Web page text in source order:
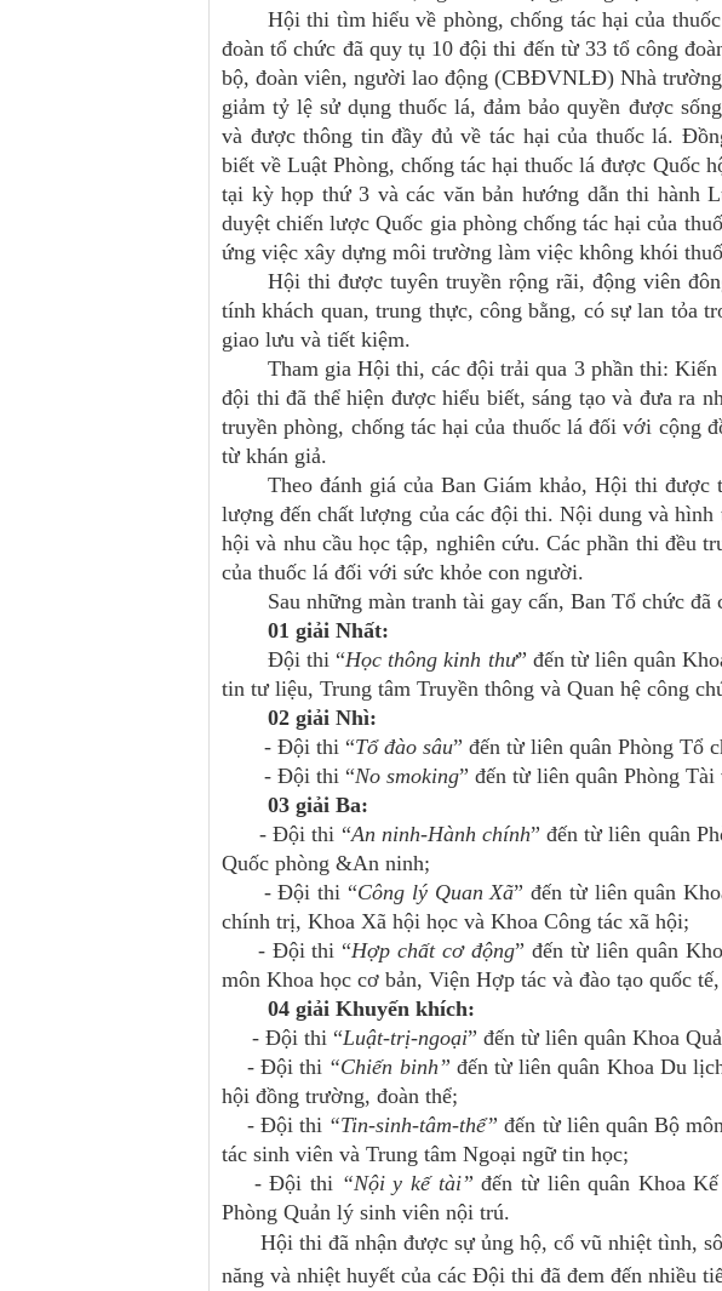
Hội thi tìm hiểu về phòng, chống tác hại của
đoàn tổ chức đã quy tụ 10 đội thi đến từ 33 tổ công
bộ, đoàn viên, người lao động (CBĐVNLĐ) Nhà
giảm tỷ lệ sử dụng thuốc lá, đảm bảo quyền được
và được thông tin đầy đủ về tác hại của thuốc lá.
biết về Luật Phòng, chống tác hại thuốc lá được
tại kỳ họp thứ 3 và các văn bản hướng dẫn thi hành
duyệt chiến lược Quốc gia phòng chống tác hại của
ứng việc xây dựng môi trường làm việc không khói
Hội thi được tuyên truyền rộng rãi, động viên
tính khách quan, trung thực, công bằng, có sự lan tỏa
giao lưu và tiết kiệm.
Tham gia Hội thi, các đội trải qua 3 phần thi:
đội thi đã thể hiện được hiểu biết, sáng tạo và đưa ra
truyền phòng, chống tác hại của thuốc lá đối với cộng
từ khán giả.
Theo đánh giá của Ban Giám khảo, Hội thi
lượng đến chất lượng của các đội thi. Nội dung và
hội và nhu cầu học tập, nghiên cứu. Các phần thi đều
của thuốc lá đối với sức khỏe con người.
Sau những màn tranh tài gay cấn, Ban Tổ chức
01 giải Nhất:
Đội thi “Học thông kinh thư” đến từ liên quân
tin tư liệu, Trung tâm Truyền thông và Quan hệ công
02 giải Nhì:
- Đội thi “Tổ đào sâu” đến từ liên quân Phòng Tổ
- Đội thi “No smoking” đến từ liên quân Phòng
03 giải Ba:
- Đội thi “An ninh-Hành chính” đến từ liên quân
Quốc phòng &An ninh;
- Đội thi “Công lý Quan Xã” đến từ liên quân
chính trị, Khoa Xã hội học và Khoa Công tác xã hội;
- Đội thi “Hợp chất cơ động” đến từ liên quân
môn Khoa học cơ bản, Viện Hợp tác và đào tạo quốc
04 giải Khuyến khích:
- Đội thi “Luật-trị-ngoại” đến từ liên quân Khoa
- Đội thi “Chiến binh” đến từ liên quân Khoa Du
hội đồng trường, đoàn thể;
- Đội thi “Tin-sinh-tâm-thể” đến từ liên quân Bộ
tác sinh viên và Trung tâm Ngoại ngữ tin học;
-Đội thi “Nội y kế tài” đến từ liên quân Khoa
Phòng Quản lý sinh viên nội trú.
Hội thi đã nhận được sự ủng hộ, cổ vũ nhiệt tình,
năng và nhiệt huyết của các Đội thi đã đem đến nhiều